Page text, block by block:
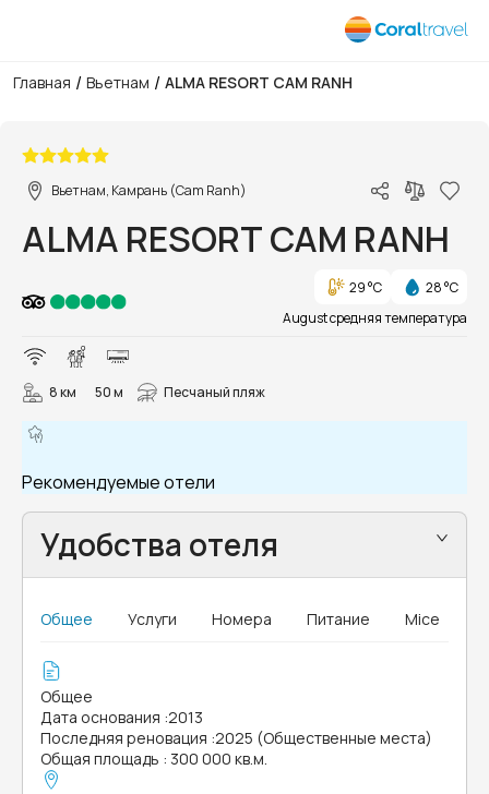
Главная / Вьетнам / ALMA RESORT CAM RANH
Вьетнам, Камрань (Cam Ranh)
ALMA RESORT CAM RANH
29 °C
28 °C
August средняя температура
8 км 50 м Песчаный пляж
Рекомендуемые отели
Удобства отеля
Общее Услуги Номера Питание Mice
Общее
Дата основания :2013
Последняя реновация :2025 (Общественные места)
Общая площадь : 300 000 кв.м.